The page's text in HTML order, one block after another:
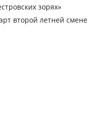
зорях»
второй летней смене